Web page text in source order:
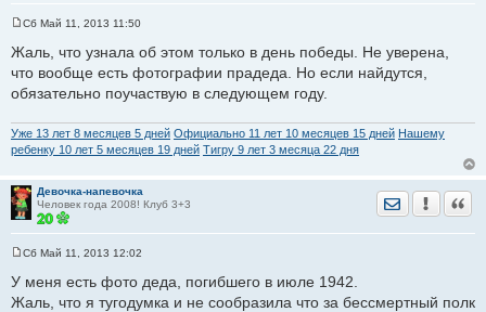
о
о
б
е
и
е
Сб Май 11, 2013 11:50
Жаль, что узнала об этом только в день победы. Не уверена,
что вообще есть фотографии прадеда. Но если найдутся,
обязательно поучаствую в следующем году.
Уже 13 лет 8 месяцев 5 дней Официально 11 лет 10 месяцев 15 дней Нашему
ребенку 10 лет 5 месяцев 19 дней Тигру 9 лет 3 месяца 22 дня
Девочка-напевочка
Человек года 2008! Клуб 3+3
Отправить
о
б
Сб Май 11, 2013 12:02
У меня есть фото деда, погибшего в июле 1942.
Жаль, что я тугодумка и не сообразила что за бессмертный полк